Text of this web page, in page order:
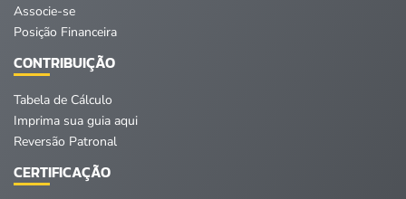
Associe-se
Posição Financeira
CONTRIBUIÇÃO
Tabela de Cálculo
Imprima sua guia aqui
Reversão Patronal
CERTIFICAÇÃO